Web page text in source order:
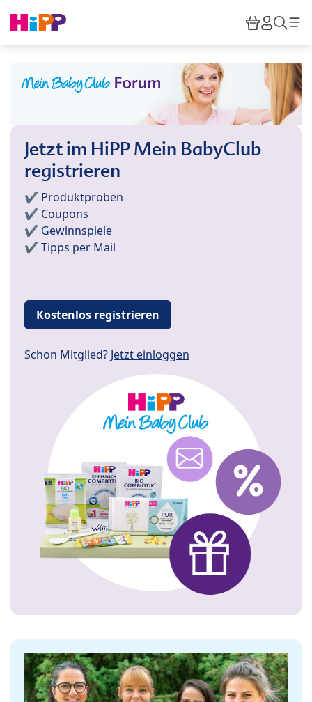
HiPP
Jetzt im HiPP Mein BabyClub
registrieren
✔️ Produktproben
✔️ Coupons
✔️ Gewinnspiele
✔️ Tipps per Mail
Kostenlos registrieren
Schon Mitglied? Jetzt einloggen